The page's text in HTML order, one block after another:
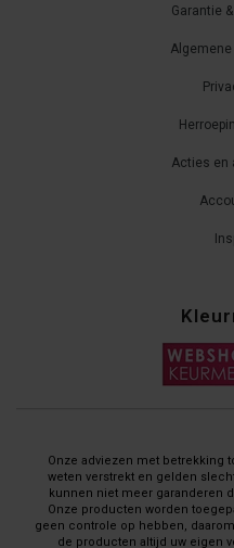
Garantie
Acties en
Onze adviezen met betrekking
weten verstrekt en gelden
kunnen niet meer garanderen
Onze producten worden
geen controle op hebben,
de producten altijd uw eigen